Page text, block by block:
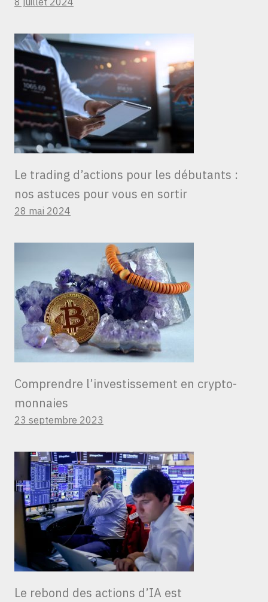
Le trading d’actions pour les débutants :
nos astuces pour vous en sortir
28 mai 2024
Comprendre l’investissement en crypto-
monnaies
23 septembre 2023
Le rebond des actions d’IA est